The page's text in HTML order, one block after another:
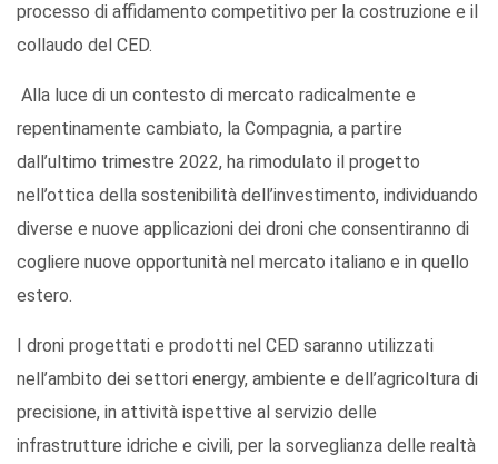
processo di affidamento competitivo per la costruzione e il
collaudo del CED.
Alla luce di un contesto di mercato radicalmente e
repentinamente cambiato, la Compagnia, a partire
dall’ultimo trimestre 2022, ha rimodulato il progetto
nell’ottica della sostenibilità dell’investimento, individuando
diverse e nuove applicazioni dei droni che consentiranno di
cogliere nuove opportunità nel mercato italiano e in quello
estero.
I droni progettati e prodotti nel CED saranno utilizzati
nell’ambito dei settori energy, ambiente e dell’agricoltura di
precisione, in attività ispettive al servizio delle
infrastrutture idriche e civili, per la sorveglianza delle realtà